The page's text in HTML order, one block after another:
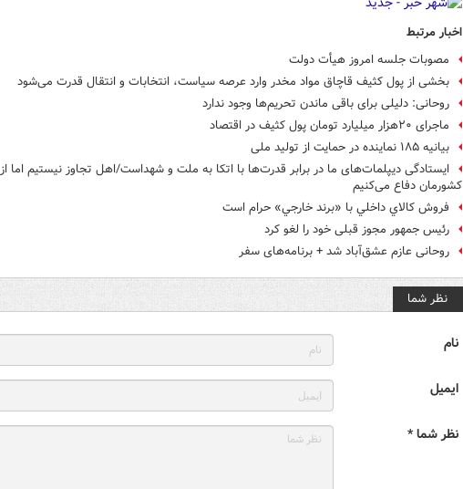
اخبار مرتبط
مصوبات جلسه امروز هیأت دولت
بخشی از پول کثیف قاچاق مواد مخدر وارد عرصه سیاست، انتخابات و انتقال قدرت می‌شود
روحانی: دلیلی برای باقی ماندن تحریم‌ها وجود ندارد
ماجرای ۲۰هزار میلیارد تومان پول کثیف در اقتصاد
بیانیه ۱۸۵ نماینده در حمایت از تولید ملی
ایستادگی دیپلمات‌های ما در برابر قدرت‌ها با اتکا به ملت و شهداست/اهل تجاوز نیستیم اما از
کشورمان دفاع می‌کنیم
فروش کالاي داخلي با «برند خارجي» حرام است
رئيس جمهور مجوز قبلی خود را لغو کرد
روحانی عازم عشق‌آباد شد + برنامه‌های سفر
نظر شما
نام
ایمیل
نظر شما *